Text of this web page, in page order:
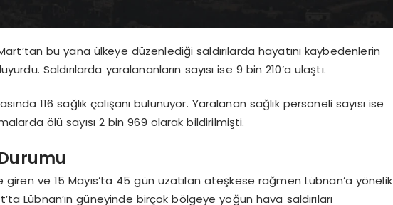
Mart’tan bu yana ülkeye düzenlediği saldırılarda hayatını kaybedenlerin
Saldırılarda yaralananların sayısı ise 9 bin 210’a ulaştı.
116 sağlık çalışanı bulunuyor. Yaralanan sağlık personeli sayısı ise
ölü sayısı 2 bin 969 olarak bildirilmişti.
giren ve 15 Mayıs’ta 45 gün uzatılan ateşkese rağmen Lübnan’a yönelik
Lübnan’ın güneyinde birçok bölgeye yoğun hava saldırıları